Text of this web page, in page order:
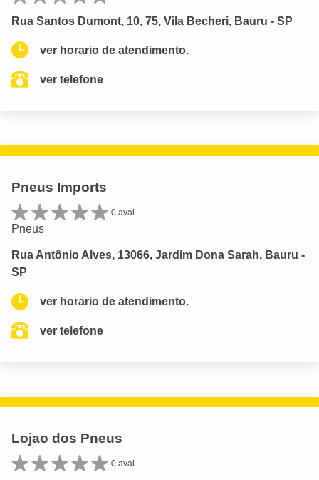
Rua Santos Dumont, 10, 75, Vila Becheri, Bauru - SP
ver horario de atendimento.
ver telefone
Pneus Imports
0 aval.
Pneus
Rua Antônio Alves, 13066, Jardim Dona Sarah, Bauru -
SP
ver horario de atendimento.
ver telefone
Lojao dos Pneus
0 aval.